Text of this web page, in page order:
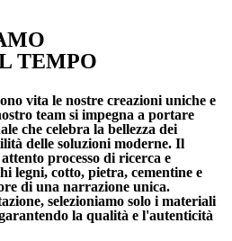
TEMPO
vita le nostre creazioni uniche e
team si impegna a portare
che celebra la bellezza dei
delle soluzioni moderne. Il
processo di ricerca e
legni, cotto, pietra, cementine e
di una narrazione unica.
selezioniamo solo i materiali
la qualità e l'autenticità